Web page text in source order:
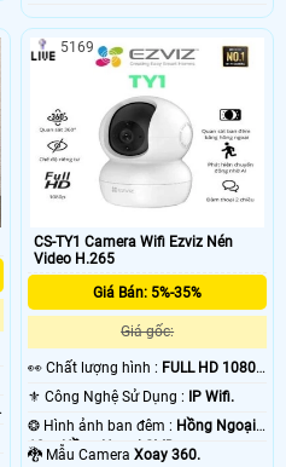
CS-TY1 Camera Wifi Ezviz Nén
Video H.265
Giá Bán: 5%-35%
Giá gốc:
️👀 Chất lượng hình : FULL HD 1080P
⚜️ Công Nghệ Sử Dụng :
IP Wifi.
❂ Hình ảnh ban đêm : Hồng Ngoại
10m Hồng Ngoại SMD.
🐉️ Mẫu CameraXoay 360.
5169